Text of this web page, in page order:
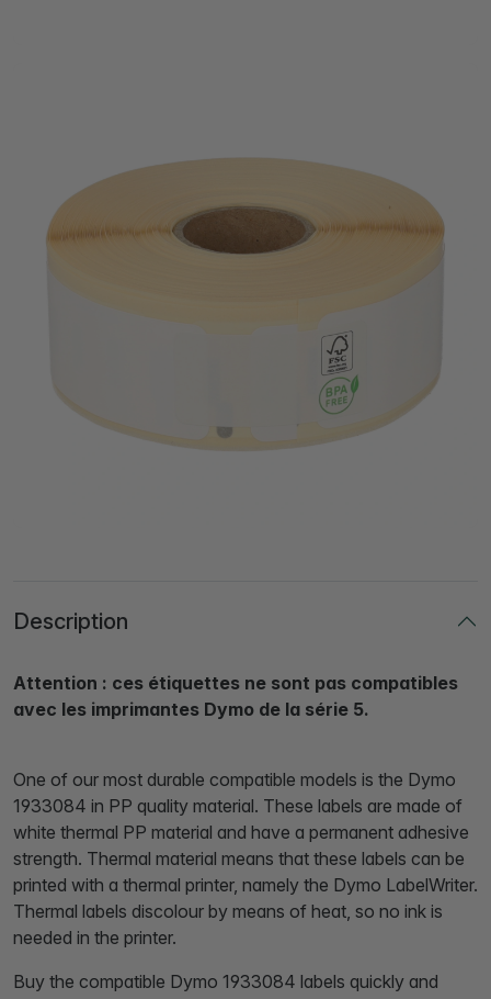
Description
Attention : ces étiquettes ne sont pas compatibles
avec les imprimantes Dymo de la série 5.
One of our most durable compatible models is the Dymo
1933084 in PP quality material. These labels are made of
white thermal PP material and have a permanent adhesive
strength. Thermal material means that these labels can be
printed with a thermal printer, namely the Dymo LabelWriter.
Thermal labels discolour by means of heat, so no ink is
needed in the printer.
Buy the compatible Dymo 1933084 labels quickly and